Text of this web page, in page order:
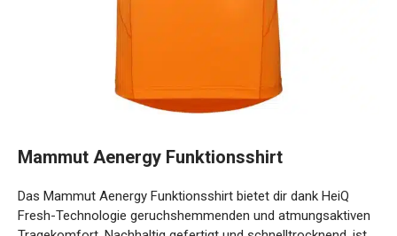
Mammut Aenergy Funktionsshirt
Das Mammut Aenergy Funktionsshirt bietet dir dank HeiQ
Fresh-Technologie geruchshemmenden und